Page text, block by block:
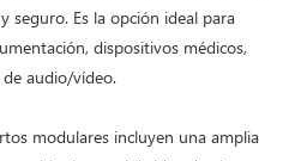
seguro. Es la opción ideal para
dispositivos médicos,
audio/vídeo.
modulares incluyen una amplia